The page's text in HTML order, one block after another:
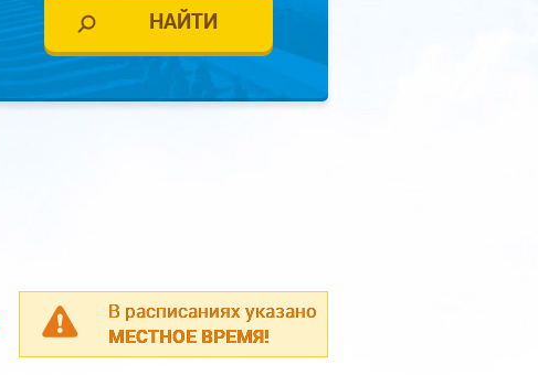
В расписаниях указано
МЕСТНОЕ ВРЕМЯ!